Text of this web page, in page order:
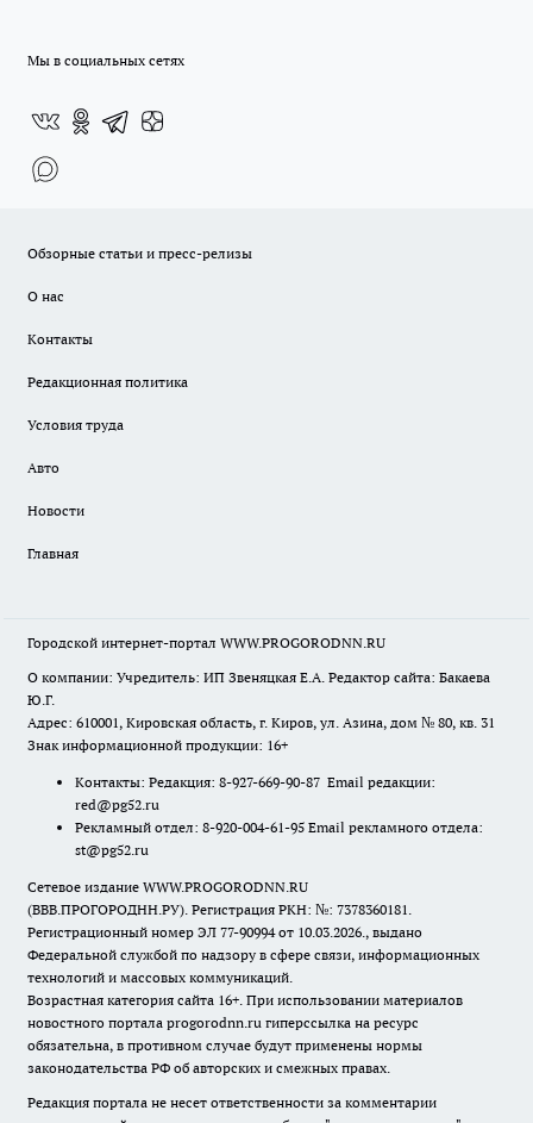
Мы в социальных сетях
Обзорные статьи и пресс-релизы
О нас
Контакты
Редакционная политика
Условия труда
Авто
Новости
Главная
Городской интернет-портал WWW.PROGORODNN.RU
О компании: Учредитель: ИП Звеняцкая Е.А. Редактор сайта: Бакаева
Ю.Г.
Адрес: 610001, Кировская область, г. Киров, ул. Азина, дом № 80, кв. 31
Знак информационной продукции: 16+
Контакты: Редакция: 8-927-669-90-87 Email редакции:
red@pg52.ru
Рекламный отдел: 8-920-004-61-95 Email рекламного отдела:
st@pg52.ru
Сетевое издание WWW.PROGORODNN.RU
(ВВВ.ПРОГОРОДНН.РУ). Регистрация РКН: №: 7378360181.
Регистрационный номер ЭЛ 77-90994 от 10.03.2026., выдано
Федеральной службой по надзору в сфере связи, информационных
технологий и массовых коммуникаций.
Возрастная категория сайта 16+. При использовании материалов
новостного портала progorodnn.ru гиперссылка на ресурс
обязательна, в противном случае будут применены нормы
законодательства РФ об авторских и смежных правах.
Редакция портала не несет ответственности за комментарии